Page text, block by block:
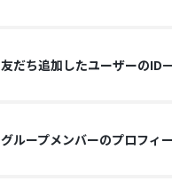
友だち追加したユーザーのID
グループメンバーのプロフィ